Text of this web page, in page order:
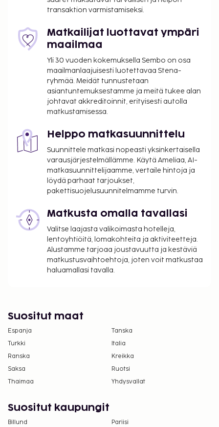
nauttimalla muutama drinkki baarissa. Tämä
majoituspaikka on saanut virallisen
tähtiluokituksensa taholta the local rating authority.
Majoituspaikka veloittaa seuraavat paikan päällä
sovellettavat verot:
Kaupungin perimä vero: 1.50 EUR per henkilö
per yö korkeintaan 20 yöstä. Tätä veroa ei
peritä alle 15 vuotta vanhoilta lapsilta.
Siivousmaksu: 98 EUR per majoitustila per
yöpyminen
Tässä on mainittu kaikki majoituspaikan meille
ilmoittamat maksut.
Kaikkien asiakkaiden, myös lasten, tulee olla
läsnä sisäänkirjautumisen yhteydessä, ja heidän
henkilöllisyystodistus tai passi.
Kansallisten määräysten vuoksi käteismaksut
eivät voi ylittää 5000 EUR:n suuruista summaa
tässä majoituspaikassa. Saat lisätietoja asiasta
ottamalla yhteyttä majoituspaikkaan
varausvahvistuksessa olevien tietojen avulla.
transaktion varmistamiseksi.
Matkailijat luottavat ympäri
maailmaa
Yli 30 vuoden kokemuksella Sembo on osa
maailmanlaajuisesti luotettavaa Stena-
ryhmää. Meidät tunnustetaan
asiantuntemuksestamme ja meitä tukee alan
johtavat akkreditoinnit, erityisesti autolla
matkustamisessa.
Helppo matkasuunnittelu
Suunnittele matkasi nopeasti yksinkertaisella
varausjärjestelmällämme. Käytä Ameliaa, AI-
matkasuunnittelijaamme, vertaile hintoja ja
löydä parhaat tarjoukset,
pakettisuojelusuunnitelmamme turvin.
Matkusta omalla tavallasi
Valitse laajasta valikoimasta hotelleja,
lentoyhtiöitä, lomakohteita ja aktiviteetteja.
Alustamme tarjoaa joustavuutta ja kestäviä
matkustusvaihtoehtoja, joten voit matkustaa
haluamallasi tavalla.
Suositut maat
Espanja
Tanska
Turkki
Italia
Ranska
Kreikka
Saksa
Ruotsi
Thaimaa
Yhdysvallat
Suositut kaupungit
Billund
Pariisi